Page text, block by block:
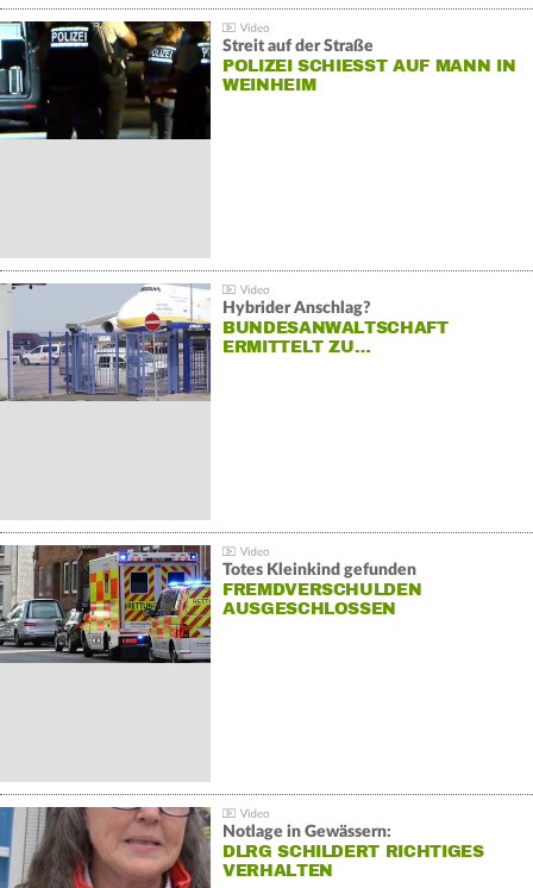
Streit auf der Straße
POLIZEI SCHIESST AUF MANN IN W
EINHEIM
Hybrider Anschlag?
BUNDESANWALTSCHAFT
ERMITTELT ZU…
Totes Kleinkind gefunden
FREMDVERSCHULDEN
AUSGESCHLOSSEN
Notlage in Gewässern:
DLRG SCHILDERT RICHTIGES
VERHALTEN